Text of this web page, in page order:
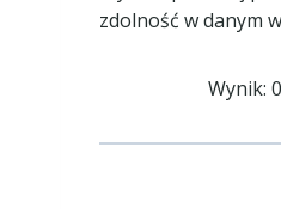
zdolność w danym
Wynik: